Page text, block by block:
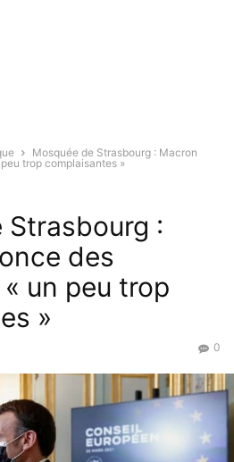
Mosquée de Strasbourg : Macron
trop complaisantes »
Strasbourg :
des
un peu trop
»
0